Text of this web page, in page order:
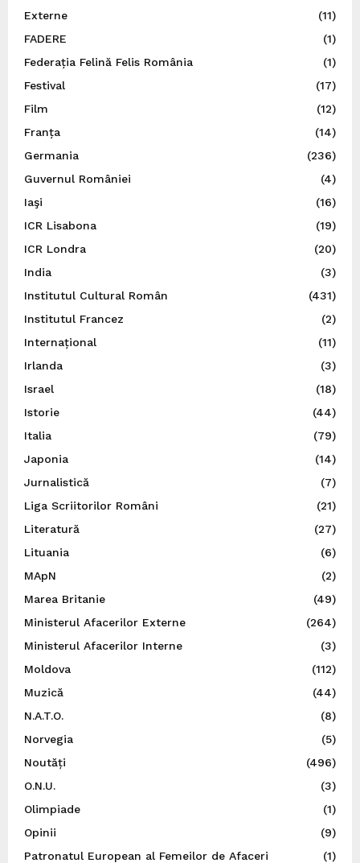
Externe
(11)
FADERE
(1)
Federația Felină Felis România
(1)
Festival
(17)
Film
(12)
Franța
(14)
Germania
(236)
Guvernul României
(4)
Iaşi
(16)
ICR Lisabona
(19)
ICR Londra
(20)
India
(3)
Institutul Cultural Român
(431)
Institutul Francez
(2)
Internațional
(11)
Irlanda
(3)
Israel
(18)
Istorie
(44)
Italia
(79)
Japonia
(14)
Jurnalistică
(7)
Liga Scriitorilor Români
(21)
Literatură
(27)
Lituania
(6)
MApN
(2)
Marea Britanie
(49)
Ministerul Afacerilor Externe
(264)
Ministerul Afacerilor Interne
(3)
Moldova
(112)
Muzică
(44)
N.A.T.O.
(8)
Norvegia
(5)
Noutăți
(496)
O.N.U.
(3)
Olimpiade
(1)
Opinii
(9)
Patronatul European al Femeilor de Afaceri
(1)